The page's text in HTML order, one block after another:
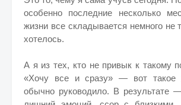
особенно последние несколько
жизни все складывается немного не
хотелось.
А я из тех, кто не привык к такому
«Хочу все и сразу» — вот такое
обычно руководило. В результате